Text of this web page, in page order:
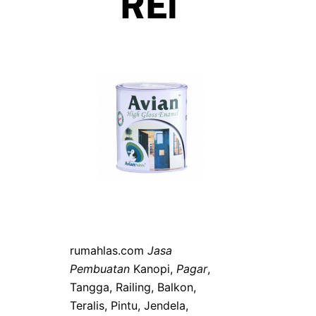
rumahlas.com Jasa
PembuatanKanopi, Pagar,
Tangga, Railing, Balkon,
Teralis, Pintu, Jendela,